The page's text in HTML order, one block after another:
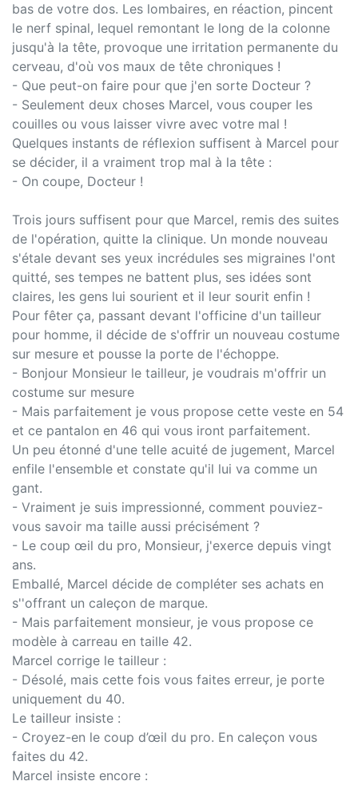
bas de votre dos. Les lombaires, en réaction, pincent
le nerf spinal, lequel remontant le long de la colonne
jusqu'à la tête, provoque une irritation permanente du
cerveau, d'où vos maux de tête chroniques !
- Que peut-on faire pour que j'en sorte Docteur ?
- Seulement deux choses Marcel, vous couper les
couilles ou vous laisser vivre avec votre mal !
Quelques instants de réflexion suffisent à Marcel pour
se décider, il a vraiment trop mal à la tête :
- On coupe, Docteur !
Trois jours suffisent pour que Marcel, remis des suites
de l'opération, quitte la clinique. Un monde nouveau
s'étale devant ses yeux incrédules ses migraines l'ont
quitté, ses tempes ne battent plus, ses idées sont
claires, les gens lui sourient et il leur sourit enfin !
Pour fêter ça, passant devant l'officine d'un tailleur
pour homme, il décide de s'offrir un nouveau costume
sur mesure et pousse la porte de l'échoppe.
- Bonjour Monsieur le tailleur, je voudrais m'offrir un
costume sur mesure
- Mais parfaitement je vous propose cette veste en 54
et ce pantalon en 46 qui vous iront parfaitement.
Un peu étonné d'une telle acuité de jugement, Marcel
enfile l'ensemble et constate qu'il lui va comme un
gant.
- Vraiment je suis impressionné, comment pouviez-
vous savoir ma taille aussi précisément ?
- Le coup œil du pro, Monsieur, j'exerce depuis vingt
ans.
Emballé, Marcel décide de compléter ses achats en
s''offrant un caleçon de marque.
- Mais parfaitement monsieur, je vous propose ce
modèle à carreau en taille 42.
Marcel corrige le tailleur :
- Désolé, mais cette fois vous faites erreur, je porte
uniquement du 40.
Le tailleur insiste :
- Croyez-en le coup d’œil du pro. En caleçon vous
faites du 42.
Marcel insiste encore :